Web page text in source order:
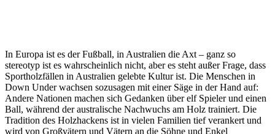
In Europa ist es der Fußball, in Australien die Axt – ganz so
stereotyp ist es wahrscheinlich nicht, aber es steht außer Frage, dass
Sportholzfällen in Australien gelebte Kultur ist. Die Menschen in
Down Under wachsen sozusagen mit einer Säge in der Hand auf:
Andere Nationen machen sich Gedanken über elf Spieler und einen
Ball, während der australische Nachwuchs am Holz trainiert. Die
Tradition des Holzhackens ist in vielen Familien tief verankert und
wird von Großvätern und Vätern an die Söhne und Enkel